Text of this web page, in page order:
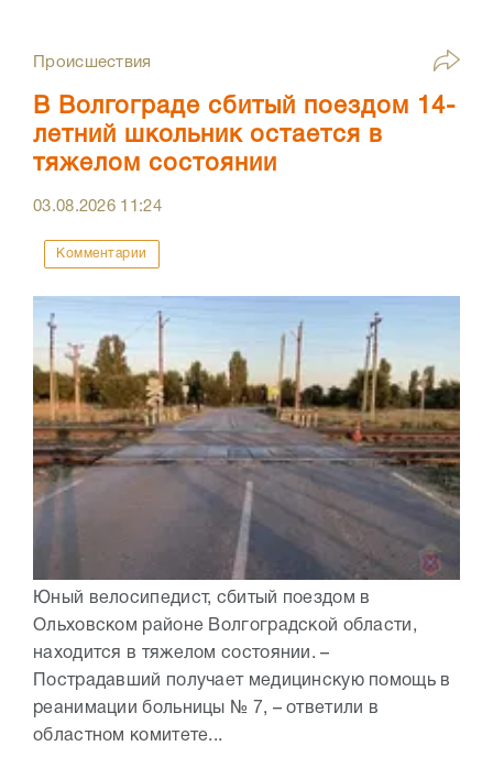
Происшествия
В Волгограде сбитый поездом 14-
летний школьник остается в
тяжелом состоянии
03.08.2026 11:24
Комментарии
Юный велосипедист, сбитый поездом в
Ольховском районе Волгоградской области,
находится в тяжелом состоянии. –
Пострадавший получает медицинскую помощь в
реанимации больницы № 7, – ответили в
областном комитете...